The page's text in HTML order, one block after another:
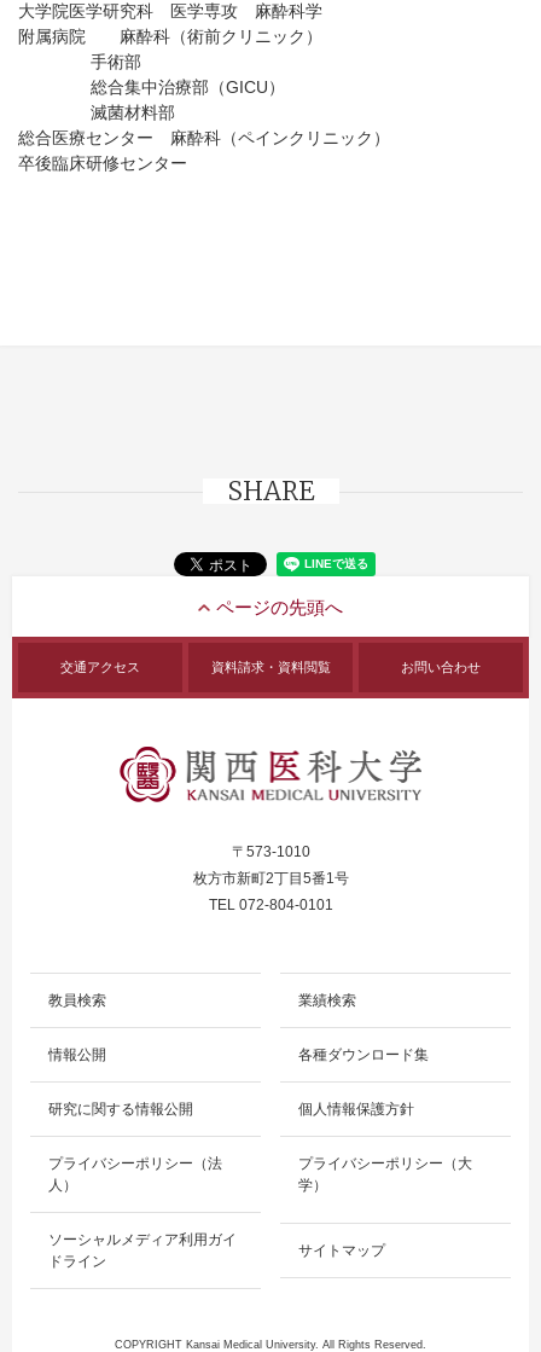
大学院医学研究科 医学専攻 麻酔科学
附属病院 麻酔科（術前クリニック）
手術部
総合集中治療部（GICU）
滅菌材料部
総合医療センター 麻酔科（ペインクリニック）
卒後臨床研修センター
SHARE
交通アクセス 資料請求・資料閲覧 お問い合わせ
〒573-1010
枚方市新町2丁目5番1号
TEL 072-804-0101
教員検索 業績検索
情報公開 各種ダウンロード集
研究に関する情報公開 個人情報保護方針
プライバシーポリシー（法
人）
プライバシーポリシー（大
学）
ソーシャルメディア利用ガイ
ドライン
サイトマップ
COPYRIGHT Kansai Medical University. All Rights Reserved.